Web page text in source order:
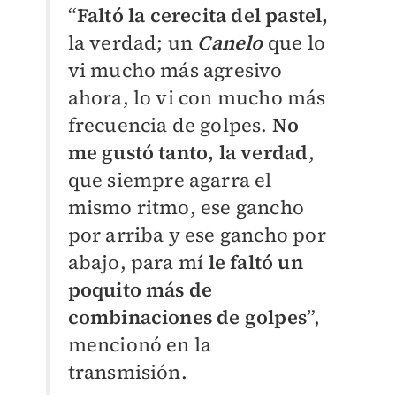
“Faltó la cerecita del pastel,
la verdad; un Canelo que lo
vi mucho más agresivo
ahora, lo vi con mucho más
frecuencia de golpes. No
me gustó tanto, la verdad,
que siempre agarra el
mismo ritmo, ese gancho
por arriba y ese gancho por
abajo, para mí le faltó un
poquito más de
combinaciones de golpes”,
mencionó en la
transmisión.